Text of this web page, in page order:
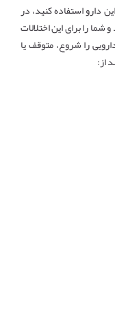
دارو استفاده کنید، در
را برای این اختلالات
را شروع، متوقف یا
از: